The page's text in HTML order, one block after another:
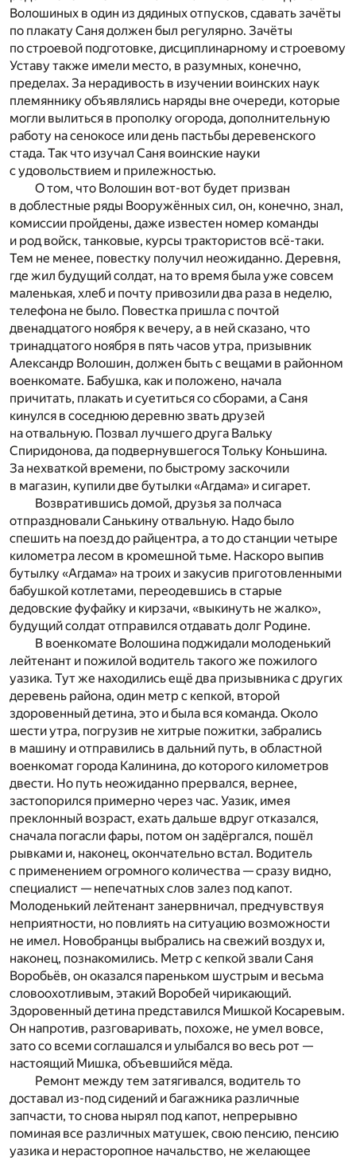
Волошиных в один из дядиных отпусков, сдавать зачёты
по плакату Саня должен был регулярно. Зачёты
по строевой подготовке, дисциплинарному и строевому
Уставу также имели место, в разумных, конечно,
пределах. За нерадивость в изучении воинских наук
племяннику объявлялись наряды вне очереди, которые
могли вылиться в прополку огорода, дополнительную
работу на сенокосе или день пастьбы деревенского
стада. Так что изучал Саня воинские науки
с удовольствием и прилежностью.
О том, что Волошин вот-вот будет призван
в доблестные ряды Вооружённых сил, он, конечно, знал,
комиссии пройдены, даже известен номер команды
и род войск, танковые, курсы трактористов всё-таки.
Тем не менее, повестку получил неожиданно. Деревня,
где жил будущий солдат, на то время была уже совсем
маленькая, хлеб и почту привозили два раза в неделю,
телефона не было. Повестка пришла с почтой
двенадцатого ноября к вечеру, а в ней сказано, что
тринадцатого ноября в пять часов утра, призывник
Александр Волошин, должен быть с вещами в районном
военкомате. Бабушка, как и положено, начала
причитать, плакать и суетиться со сборами, а Саня
кинулся в соседнюю деревню звать друзей
на отвальную. Позвал лучшего друга Вальку
Спиридонова, да подвернувшегося Тольку Коньшина.
За нехваткой времени, по быстрому заскочили
в магазин, купили две бутылки «Агдама» и сигарет.
Возвратившись домой, друзья за полчаса
отпраздновали Санькину отвальную. Надо было
спешить на поезд до райцентра, а то до станции четыре
километра лесом в кромешной тьме. Наскоро выпив
бутылку «Агдама» на троих и закусив приготовленными
бабушкой котлетами, переодевшись в старые
дедовские фуфайку и кирзачи, «выкинуть не жалко»,
будущий солдат отправился отдавать долг Родине.
В военкомате Волошина поджидали молоденький
лейтенант и пожилой водитель такого же пожилого
уазика. Тут же находились ещё два призывника с других
деревень района, один метр с кепкой, второй
здоровенный детина, это и была вся команда. Около
шести утра, погрузив не хитрые пожитки, забрались
в машину и отправились в дальний путь, в областной
военкомат города Калинина, до которого километров
двести. Но путь неожиданно прервался, вернее,
застопорился примерно через час. Уазик, имея
преклонный возраст, ехать дальше вдруг отказался,
сначала погасли фары, потом он задёргался, пошёл
рывками и, наконец, окончательно встал. Водитель
с применением огромного количества — сразу видно,
специалист — непечатных слов залез под капот.
Молоденький лейтенант занервничал, предчувствуя
неприятности, но повлиять на ситуацию возможности
не имел. Новобранцы выбрались на свежий воздух и,
наконец, познакомились. Метр с кепкой звали Саня
Воробьёв, он оказался пареньком шустрым и весьма
словоохотливым, этакий Воробей чирикающий.
Здоровенный детина представился Мишкой Косаревым.
Он напротив, разговаривать, похоже, не умел вовсе,
зато со всеми соглашался и улыбался во весь рот —
настоящий Мишка, объевшийся мёда.
Ремонт между тем затягивался, водитель то
доставал из-под сидений и багажника различные
запчасти, то снова нырял под капот, непрерывно
поминая все различных матушек, свою пенсию, пенсию
уазика и нерасторопное начальство, не желающее